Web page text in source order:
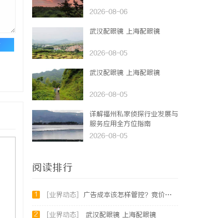
2026-08-06
武汉配眼镜 上海配眼镜
2026-08-05
武汉配眼镜 上海配眼镜
2026-08-05
详解福州私家侦探行业发展与
服务应用全方位指南
2026-08-05
阅读排行
1 [业界动态] 广告成本该怎样管控？竞价托管专业服务商俐麸科技
2 [业界动态] 武汉配眼镜 上海配眼镜